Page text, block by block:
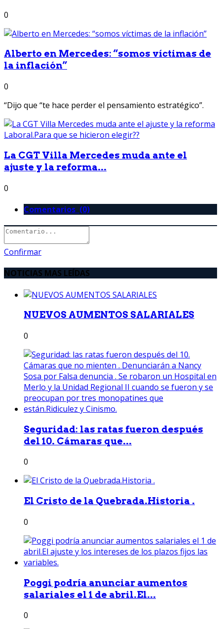
0
Alberto en Mercedes: “somos víctimas de
la inflación”
0
“Dijo que “te hace perder el pensamiento estratégico”.
La CGT Villa Mercedes muda ante el
ajuste y la reforma...
0
Comentarios (0)
Confirmar
NOTICIAS MAS LEÍDAS
NUEVOS AUMENTOS SALARIALES
0
Seguridad: las ratas fueron después
del 10. Cámaras que...
0
El Cristo de la Quebrada.Historia .
0
Poggi podría anunciar aumentos
salariales el 1 de abril.El...
0